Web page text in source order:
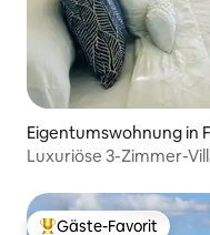
Eigentumswohnung in
Luxuriöse 3-Zimmer-
Gäste-Favorit